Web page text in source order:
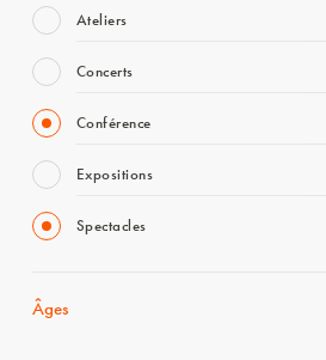
Ateliers
Concerts
Conférence
Expositions
Spectacles
Âges